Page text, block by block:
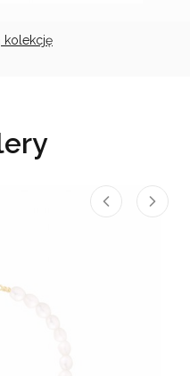
kolekcję